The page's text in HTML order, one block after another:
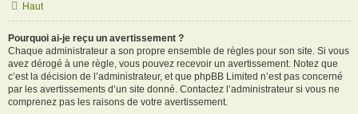
Haut
Pourquoi ai-je reçu un avertissement ?
Chaque administrateur a son propre ensemble de règles pour son site. Si vous
avez dérogé à une règle, vous pouvez recevoir un avertissement. Notez que
c’est la décision de l’administrateur, et que phpBB Limited n’est pas concerné
par les avertissements d’un site donné. Contactez l’administrateur si vous ne
comprenez pas les raisons de votre avertissement.